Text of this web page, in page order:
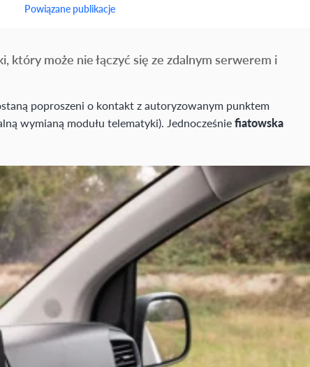
Powiązane publikacje
który może nie łączyć się ze zdalnym serwerem i
poproszeni o kontakt z autoryzowanym punktem
wymianą modułu telematyki). Jednocześniefiatowska